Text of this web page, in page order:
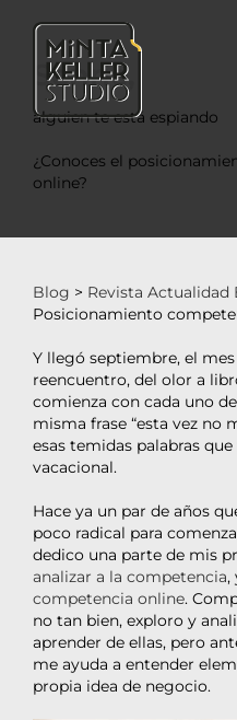
contenido
Sonríe,
alguien te está espiando
¿Conoces el
online?
Blog > Revista Actualidad
Posicionamiento
Y llegó septiembre, el
reencuentro, del olor a
comienza con cada uno
misma frase “esta vez no
esas temidas palabras
vacacional.
Hace ya un par de años
poco radical para
dedico una parte de mis
analizar a la competencia,
competencia online.
no tan bien, exploro y
aprender de ellas, pero
me ayuda a entender
propia idea de negocio.